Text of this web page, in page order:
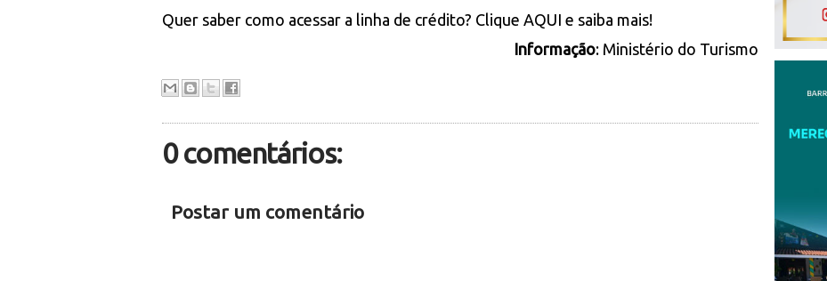
Quer saber como acessar a linha de crédito? Clique AQUI e saiba mais!
Informação: Ministério do Turismo
0 comentários:
Postar um comentário